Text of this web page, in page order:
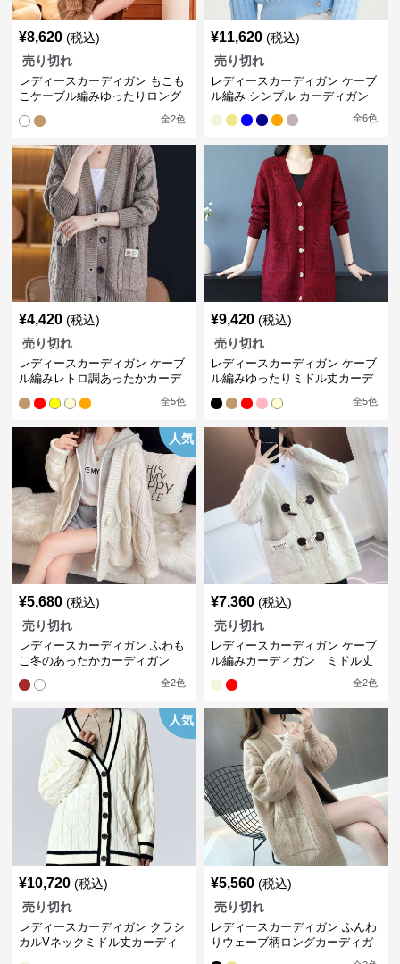
¥8,620 (税込)
売り切れ
レディースカーディガン もこも
こケーブル編みゆったりロング
全2色
¥11,620 (税込)
売り切れ
レディースカーディガン ケーブ
ル編み シンプル カーディガン
全6色
¥4,420 (税込)
売り切れ
レディースカーディガン ケーブ
ル編みレトロ調あったかカーデ
ィガン ミドル丈カーディガン
全5色
¥9,420 (税込)
売り切れ
レディースカーディガン ケーブ
ル編みゆったりミドル丈カーデ
全5色
人気
¥5,680 (税込)
売り切れ
レディースカーディガン ふわも
こ冬のあったかカーディガン
全2色
¥7,360 (税込)
売り切れ
レディースカーディガン ケーブ
ル編みカーディガン ミドル丈
全2色
人気
¥10,720 (税込)
売り切れ
レディースカーディガン クラシ
カルVネックミドル丈カーディ
¥5,560 (税込)
売り切れ
レディースカーディガン ふんわ
りウェーブ柄ロングカーディガ